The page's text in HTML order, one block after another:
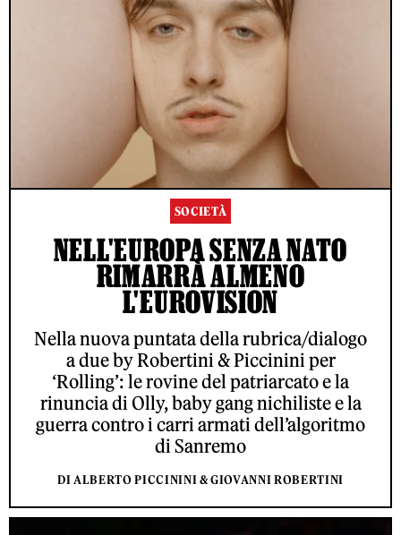
SOCIETÀ
NELL'EUROPA SENZA NATO
RIMARRÀ ALMENO
L'EUROVISION
Nella nuova puntata della rubrica/dialogo
a due by Robertini & Piccinini per
‘Rolling’: le rovine del patriarcato e la
rinuncia di Olly, baby gang nichiliste e la
guerra contro i carri armati dell’algoritmo
di Sanremo
DI ALBERTO PICCININI & GIOVANNI ROBERTINI